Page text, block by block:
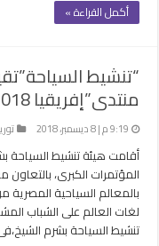
أكمل القراءة »
“تنشيط
منتدى”إفريقيا 2018”
9:19 م | 8 ديسمبر، 2018
أقامت هيئة تنشيط السياحة
بالمعالم السياحية المصرية
لغات العالم على الشباب
تنشيط السياحة بشرم